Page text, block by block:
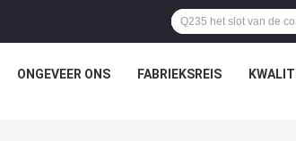
ONGEVEER ONS FABRIEKSREIS